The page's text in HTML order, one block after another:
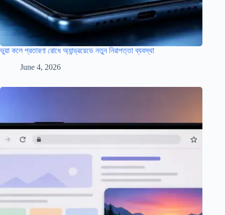
ভুয়া কলে প্রতারণা রোধে অ্যান্ড্রয়েডে নতুন নিরাপত্তা ব্যবস্থা
June 4, 2026